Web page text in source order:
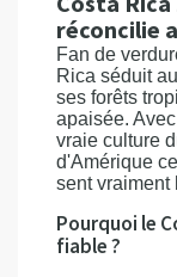
réconcilie
Fan de
Rica séduit
ses forêts
apaisée.
vraie culture
d'Amérique
sent vraiment
Pourquoi le
fiable ?